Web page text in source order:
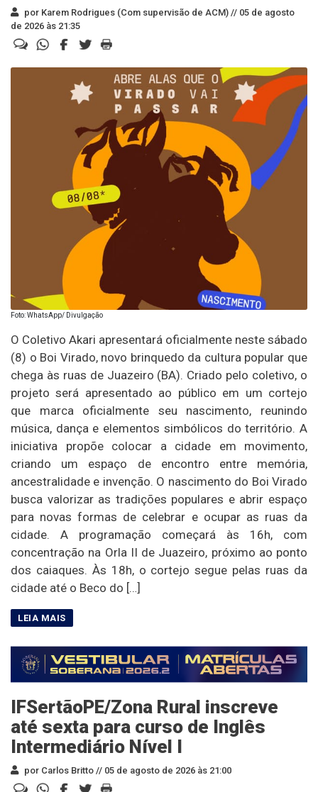
por Karem Rodrigues (Com supervisão de ACM) // 05 de agosto
de 2026 às 21:35
Foto: WhatsApp/ Divulgação
O Coletivo Akari apresentará oficialmente neste sábado
(8) o Boi Virado, novo brinquedo da cultura popular que
chega às ruas de Juazeiro (BA). Criado pelo coletivo, o
projeto será apresentado ao público em um cortejo
que marca oficialmente seu nascimento, reunindo
música, dança e elementos simbólicos do território. A
iniciativa propõe colocar a cidade em movimento,
criando um espaço de encontro entre memória,
ancestralidade e invenção. O nascimento do Boi Virado
busca valorizar as tradições populares e abrir espaço
para novas formas de celebrar e ocupar as ruas da
cidade. A programação começará às 16h, com
concentração na Orla II de Juazeiro, próximo ao ponto
dos caiaques. Às 18h, o cortejo segue pelas ruas da
cidade até o Beco do […]
IFSertãoPE/Zona Rural inscreve
até sexta para curso de Inglês
Intermediário Nível I
por Carlos Britto // 05 de agosto de 2026 às 21:00